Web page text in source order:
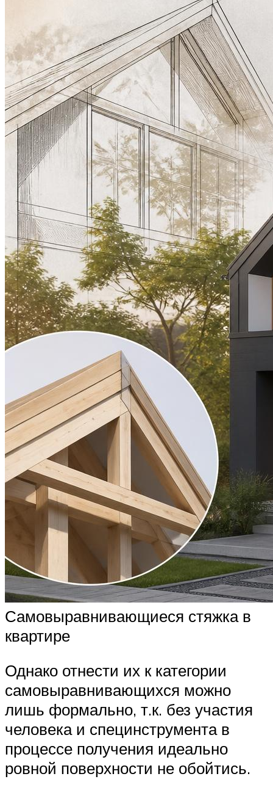
Самовыравнивающиеся стяжка в
квартире
Однако отнести их к категории
самовыравнивающихся можно
лишь формально, т.к. без участия
человека и специнструмента в
процессе получения идеально
ровной поверхности не обойтись.